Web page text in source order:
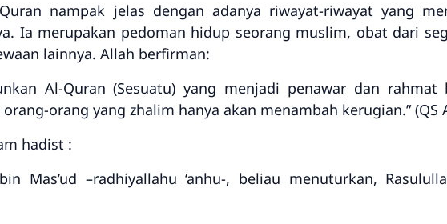
nampak jelas dengan adanya riwayat-riwayat yang
Ia merupakan pedoman hidup seorang muslim, obat dari
lainnya. Allah berfirman:
Al-Quran (Sesuatu) yang menjadi penawar dan
orang yang zhalim hanya akan menambah kerugian.” (QS
hadist :
Mas’ud –radhiyallahu ‘anhu-, beliau menuturkan,